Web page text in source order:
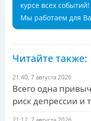
курсе всех событий!
Мы работаем для
Читайте также:
21:40, 7 августа 2026
Всего одна
риск депрессии и